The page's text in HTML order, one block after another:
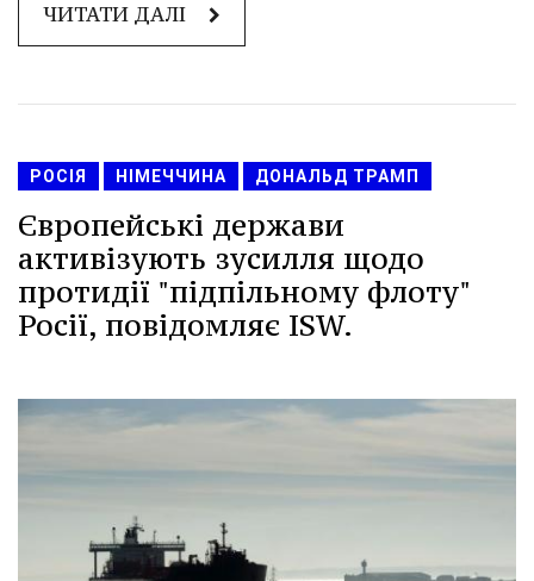
ЧИТАТИ ДАЛІ
РОСІЯ НІМЕЧЧИНА ДОНАЛЬД ТРАМП
Європейські держави
активізують зусилля щодо
протидії "підпільному флоту"
Росії, повідомляє ISW.